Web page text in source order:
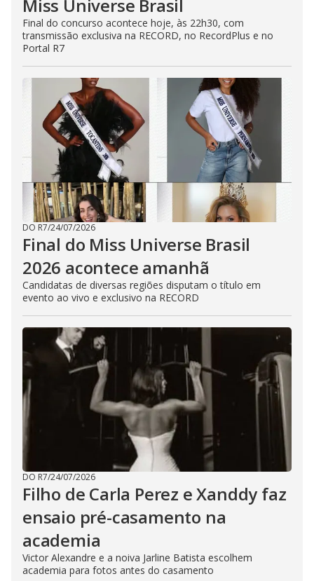
Miss Universe Brasil
Final do concurso acontece hoje, às 22h30, com
transmissão exclusiva na RECORD, no RecordPlus e no
Portal R7
DO R7/24/07/2026
Final do Miss Universe Brasil
2026 acontece amanhã
Candidatas de diversas regiões disputam o título em
evento ao vivo e exclusivo na RECORD
DO R7/24/07/2026
Filho de Carla Perez e Xanddy faz
ensaio pré-casamento na
academia
Victor Alexandre e a noiva Jarline Batista escolhem
academia para fotos antes do casamento